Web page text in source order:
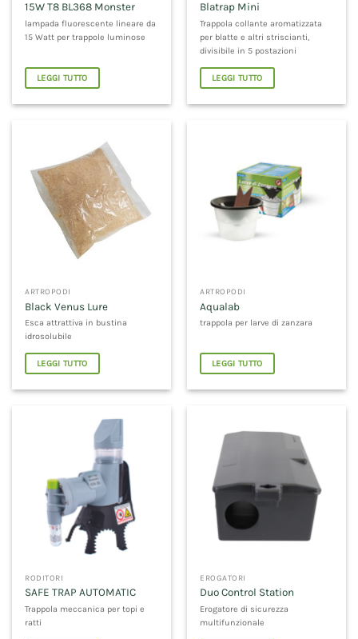
15W T8 BL368 Monster
lampada fluorescente lineare da
15 Watt per trappole luminose
LEGGI TUTTO
Blatrap Mini
Trappola collante aromatizzata
per blatte e altri striscianti,
divisibile in 5 postazioni
LEGGI TUTTO
ARTROPODI
Black Venus Lure
Esca attrattiva in bustina
idrosolubile
LEGGI TUTTO
ARTROPODI
Aqualab
trappola per larve di zanzara
LEGGI TUTTO
RODITORI
SAFE TRAP AUTOMATIC
Trappola meccanica per topi e
ratti
EROGATORI
Duo Control Station
Erogatore di sicurezza
multifunzionale